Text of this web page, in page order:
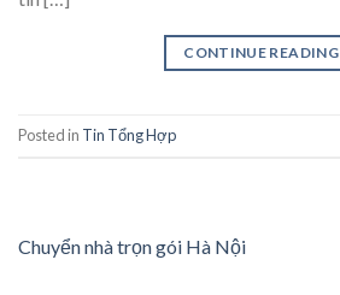
CONTINUE READING
Posted in Tin Tổng Hợp
Chuyển nhà trọn gói Hà Nội